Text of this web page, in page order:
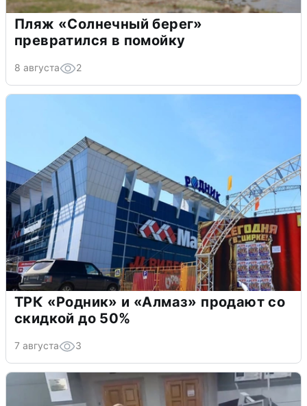
Пляж «Солнечный берег»
превратился в помойку
8 августа 2
ТРК «Родник» и «Алмаз» продают со
скидкой до 50%
7 августа 3